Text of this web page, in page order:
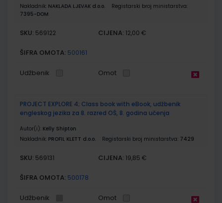
Nakladnik: NAKLADA LJEVAK d.o.o.
Registarski broj ministarstva:
7395-DOM
SKU: 569122 CIJENA: 12,00 €
ŠIFRA OMOTA: 500161
Udžbenik Omot
PROJECT EXPLORE 4; Class book with eBook, udžbenik
engleskog jezika za 8. razred OŠ, 8. godina učenja
Autor(i): Kelly Shipton
Nakladnik: PROFIL KLETT d.o.o. Registarski broj ministarstva: 7429
SKU: 569131 CIJENA: 19,85 €
ŠIFRA OMOTA: 500178
Udžbenik Omot